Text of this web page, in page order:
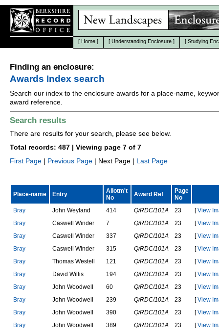
[ Home ] [ Understanding Enclosure ] [ Studying
Finding an enclosure:
Awards Index search
Search our index to the enclosure awards for a place-name,
award reference.
Search results
There are results for your search, please see below.
Total records: 487 | Viewing page 7 of 7
First Page | Previous Page | Next Page | Last Page
Place-name Entry
Allotm't
No
Award Ref
Page
No
Bray John Wey and 414 Q/RDC/101A 23 [View
Bray Caswe Winder 7 Q/RDC/101A 23 [View
Bray Caswe Winder 337 Q/RDC/101A 23 [View
Bray Caswe Winder 315 Q/RDC/101A 23 [View
Bray Thomas Weste 121 Q/RDC/101A 23 [View
Bray David Wi is 194 Q/RDC/101A 23 [View
Bray John Woodwe 60 Q/RDC/101A 23 [View
Bray John Woodwe 239 Q/RDC/101A 23 [View
Bray John Woodwe 390 Q/RDC/101A 23 [View
Bray John Woodwe 389 Q/RDC/101A 23 [View